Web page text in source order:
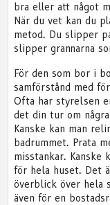
bra eller att något
När du vet kan du
metod. Du slipper
slipper grannarna
För den som bor i
samförstånd med
Ofta har styrelsen
det din tur om
Kanske kan man
badrummet. Prata
misstankar. Kanske
för hela huset. Det
överblick över hela
även för en